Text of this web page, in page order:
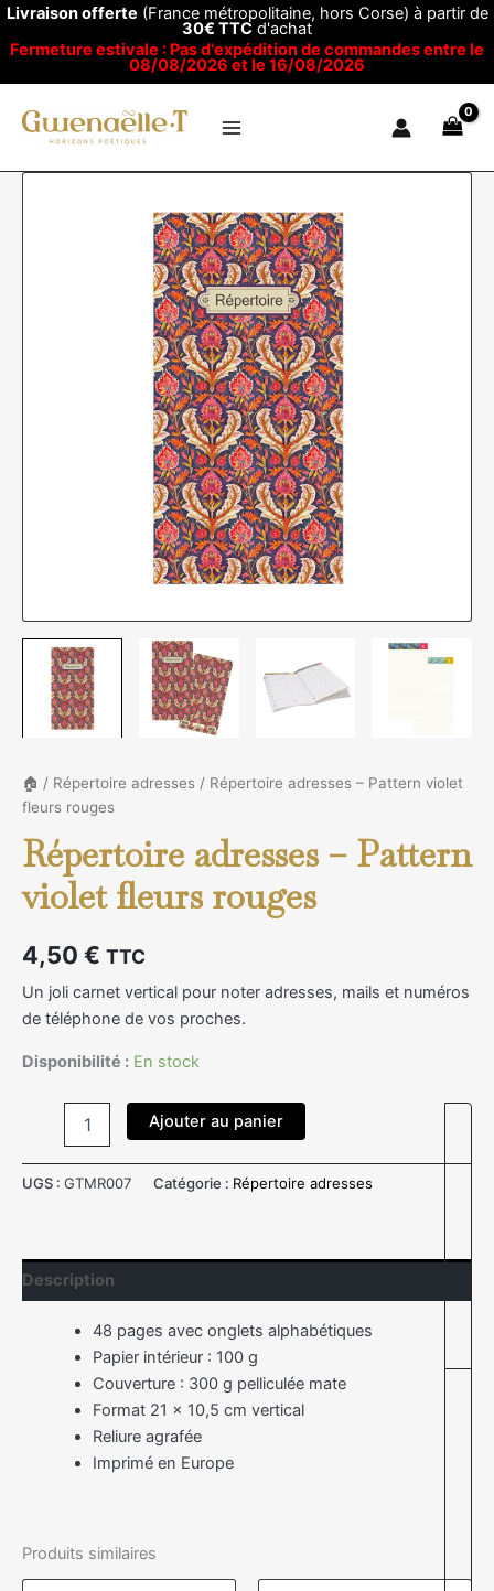
Livraison offerte (France métropolitaine, hors Corse) à partir de
30€ TTC d'achat
Fermeture estivale : Pas d'expédition de commandes entre le
08/08/2026 et le 16/08/2026
Aller
au
🏠 / Répertoire adresses / Répertoire adresses – Pattern violet
fleurs rouges
Répertoire adresses – Pattern
violet fleurs rouges
4,50 € TTC
Un joli carnet vertical pour noter adresses, mails et numéros
de téléphone de vos proches.
Disponibilité : En stock
quantité
Ajouter au panier
UGS : GTMR007 Catégorie : Répertoire adresses
Description
48 pages avec onglets alphabétiques
Papier intérieur : 100 g
Couverture : 300 g pelliculée mate
Format 21 x 10,5 cm vertical
Reliure agrafée
Imprimé en Europe
Produits similaires